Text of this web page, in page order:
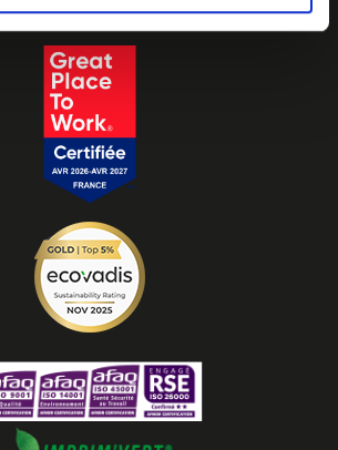
Plan d'accès